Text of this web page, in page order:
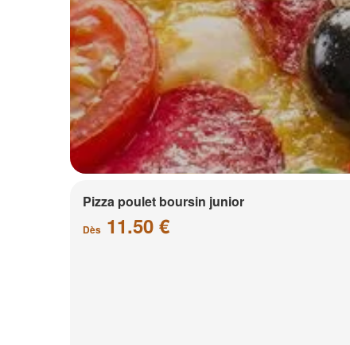
Pizza poulet boursin junior
Dès 11.50 €